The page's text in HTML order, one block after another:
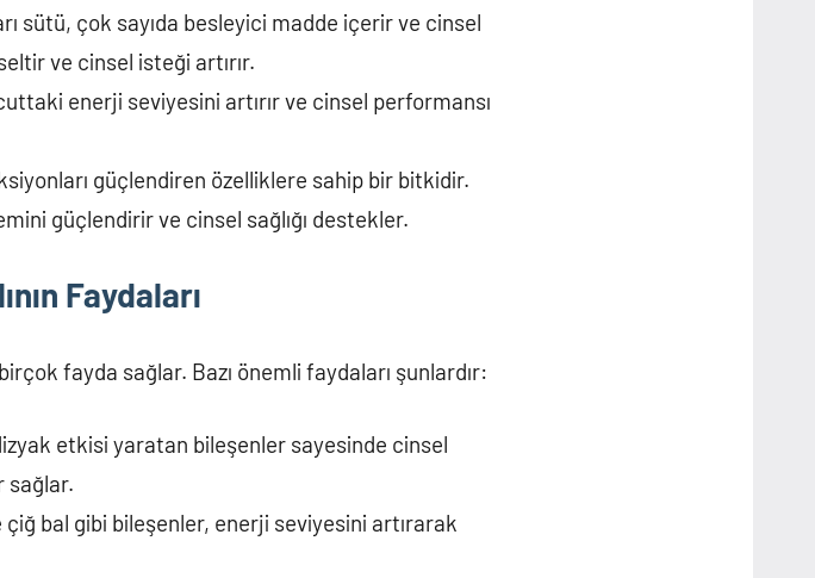
sütü, çok sayıda besleyici madde içerir ve cinsel
ve cinsel isteği artırır.
enerji seviyesini artırır ve cinsel performansı
güçlendiren özelliklere sahip bir bitkidir.
güçlendirir ve cinsel sağlığı destekler.
Faydaları
fayda sağlar. Bazı önemli faydaları şunlardır:
etkisi yaratan bileşenler sayesinde cinsel
sağlar.
çiğ bal gibi bileşenler, enerji seviyesini artırarak